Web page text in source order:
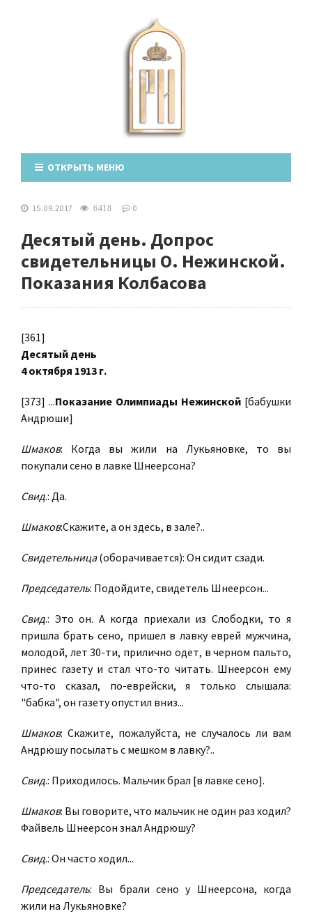
ОТКРЫТЬ МЕНЮ
15.09.2017 6418 0
Десятый день. Допрос
свидетельницы О. Нежинской.
Показания Колбасова
[361]
Десятый день
4 октября 1913 г.
[373] ...Показание Олимпиады Нежинской [бабушки
Андрюши]
Шмаков: Когда вы жили на Лукьяновке, то вы
покупали сено в лавке Шнеерсона?
Свид.: Да.
Шмаков:Скажите, а он здесь, в зале?..
Свидетельница(оборачивается): Он сидит сзади.
Председатель: Подойдите, свидетель Шнеерсон...
Свид.: Это он. А когда приехали из Слободки, то я
пришла брать сено, пришел в лавку еврей мужчина,
молодой, лет 30-ти, прилично одет, в черном пальто,
принес газету и стал что-то читать. Шнеерсон ему
что-то сказал, по-еврейски, я только слышала:
"бабка", он газету опустил вниз...
Шмаков: Скажите, пожалуйста, не случалось ли вам
Андрюшу посылать с мешком в лавку?..
Свид.: Приходилось. Мальчик брал [в лавке сено].
Шмаков: Вы говорите, что мальчик не один раз ходил?
Файвель Шнеерсон знал Андрюшу?
Свид.: Он часто ходил...
Председатель: Вы брали сено у Шнеерсона, когда
жили на Лукьяновке?